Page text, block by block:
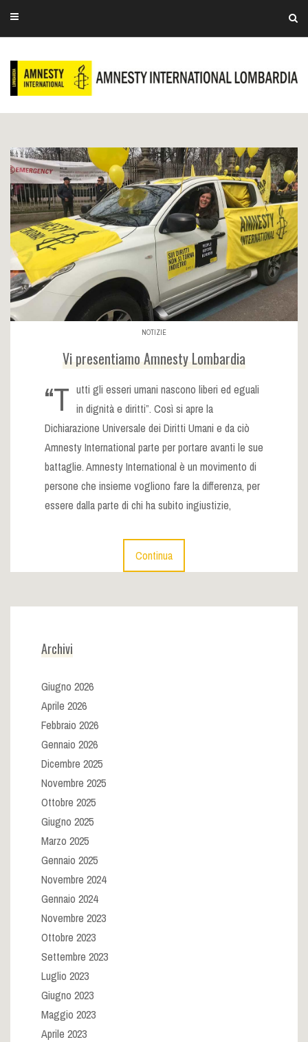
NOTIZIE
Vi presentiamo Amnesty Lombardia
“T utti gli esseri umani nascono liberi ed eguali
in dignità e diritti”. Così si apre la
Dichiarazione Universale dei Diritti Umani e da ciò
Amnesty International parte per portare avanti le sue
battaglie. Amnesty International è un movimento di
persone che insieme vogliono fare la differenza, per
essere dalla parte di chi ha subito ingiustizie,
Continua
Archivi
Giugno 2026
Aprile 2026
Febbraio 2026
Gennaio 2026
Dicembre 2025
Novembre 2025
Ottobre 2025
Giugno 2025
Marzo 2025
Gennaio 2025
Novembre 2024
Gennaio 2024
Novembre 2023
Ottobre 2023
Settembre 2023
Luglio 2023
Giugno 2023
Maggio 2023
Aprile 2023